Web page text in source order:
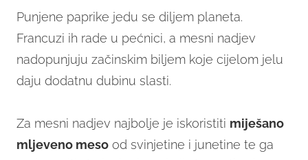
Punjene paprike jedu se diljem planeta.
Francuzi ih rade u pećnici, a mesni nadjev
nadopunjuju začinskim biljem koje cijelom jelu
daju dodatnu dubinu slasti.
Za mesni nadjev najbolje je iskoristiti miješano
mljeveno meso od svinjetine i junetine te ga